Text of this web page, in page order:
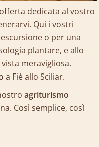
dedicata al vostro
Qui i vostri
o per una
plantare, e allo
meravigliosa.
a Fiè allo Sciliar.
agriturismo
Così semplice, così